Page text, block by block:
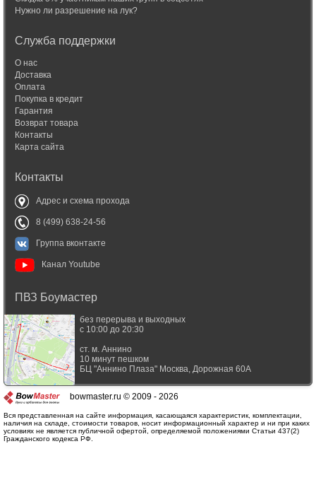
Нужно ли разрешение на лук?
Служба поддержки
О нас
Доставка
Оплата
Покупка в кредит
Гарантия
Возврат товара
Контакты
Карта сайта
Контакты
Адрес и схема прохода
8 (499) 638-24-56
Группа вконтакте
Канал Youtube
ПВЗ Боумастер
без перерыва и выходных
с 10:00 до 20:30
ст. м. Аннино
10 минут пешком
БЦ "Аннино Плаза" Москва, Дорожная 60А
bowmaster.ru © 2009 - 2026
Вся представленная на сайте информация, касающаяся характеристик, комплектации,
наличия на складе, стоимости товаров, носит информационный характер и ни при каких
условиях не является публичной офертой, определяемой положениями Статьи 437(2)
Гражданского кодекса РФ.